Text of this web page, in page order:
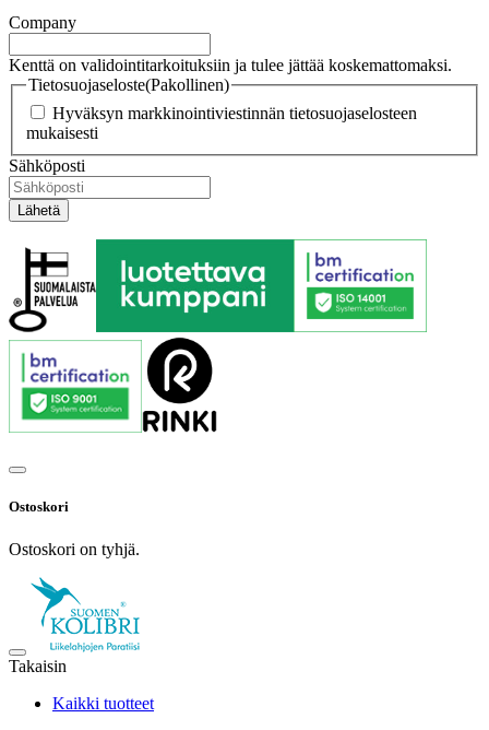
Company
Kenttä on validointitarkoituksiin ja tulee jättää koskemattomaksi.
Tietosuojaseloste(Pakollinen)
Hyväksyn markkinointiviestinnän tietosuojaselosteen
mukaisesti
Sähköposti
Ostoskori
Ostoskori on tyhjä.
Takaisin
Kaikki tuotteet